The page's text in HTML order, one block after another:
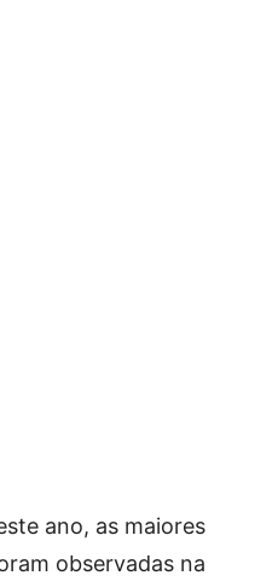
ano, as maiores
observadas na